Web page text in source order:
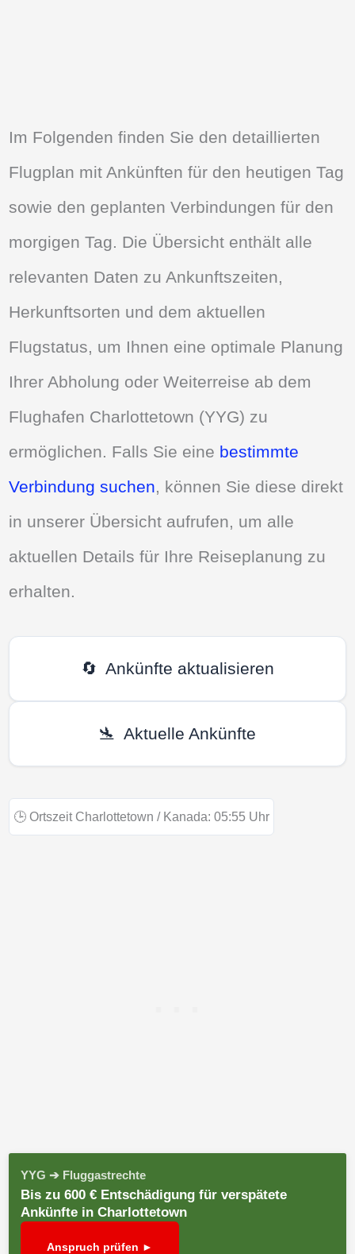
Im Folgenden finden Sie den detaillierten
Flugplan mit Ankünften für den heutigen Tag
sowie den geplanten Verbindungen für den
morgigen Tag. Die Übersicht enthält alle
relevanten Daten zu Ankunftszeiten,
Herkunftsorten und dem aktuellen
Flugstatus, um Ihnen eine optimale Planung
Ihrer Abholung oder Weiterreise ab dem
Flughafen Charlottetown (YYG) zu
ermöglichen. Falls Sie eine bestimmte
Verbindung suchen, können Sie diese direkt
in unserer Übersicht aufrufen, um alle
aktuellen Details für Ihre Reiseplanung zu
erhalten.
🔄 Ankünfte aktualisieren
🛬 Aktuelle Ankünfte
🕒 Ortszeit Charlottetown / Kanada: 05:55 Uhr
YYG ➔ Fluggastrechte
Bis zu 600 € Entschädigung für verspätete
Ankünfte in Charlottetown
Anspruch prüfen ►